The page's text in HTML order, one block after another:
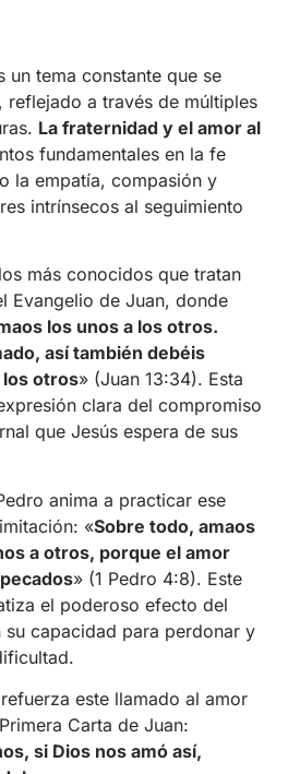
un tema constante que se
reflejado a través de múltiples
La fraternidad y el amor al
fundamentales en la fe
la empatía, compasión y
intrínsecos al seguimiento
más conocidos que tratan
Evangelio de Juan, donde
los unos a los otros.
así también debéis
los otros» (Juan 13:34). Esta
clara del compromiso
que Jesús espera de sus
anima a practicar ese
«Sobre todo, amaos
a otros, porque el amor
» (1 Pedro 4:8). Este
el poderoso efecto del
su capacidad para perdonar y
este llamado al amor
Carta de Juan:
si Dios nos amó así,